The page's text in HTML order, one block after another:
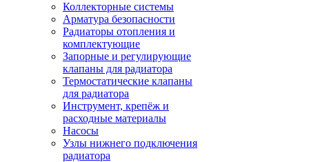
Коллекторные системы
Арматура безопасности
Радиаторы отопления и
комплектующие
Запорные и регулирующие
клапаны для радиатора
Термостатические клапаны
для радиатора
Инструмент, крепёж и
расходные материалы
Насосы
Узлы нижнего подключения
радиатора